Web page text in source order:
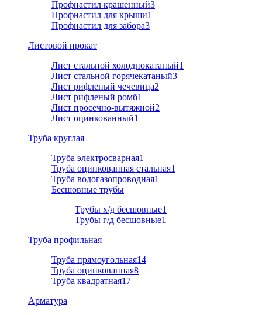
Профнастил крашенный3
Профнастил для крыши1
Профнастил для забора3
Листовой прокат
Лист стальной холоднокатаный1
Лист стальной горячекатаный3
Лист рифленый чечевица2
Лист рифленый ромб1
Лист просечно-вытяжной2
Лист оцинкованный1
Труба круглая
Труба электросварная1
Труба оцинкованная стальная1
Труба водогазопроводная1
Бесшовные трубы
Трубы х/д бесшовные1
Трубы г/д бесшовные1
Труба профильная
Труба прямоугольная14
Труба оцинкованная8
Труба квадратная17
Арматура